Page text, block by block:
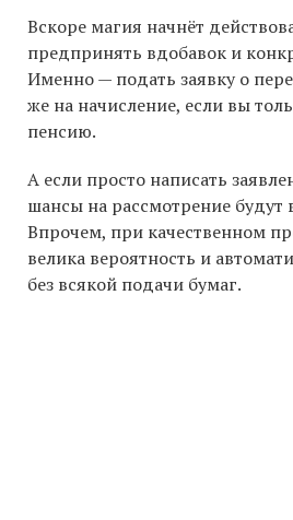
Вскоре магия начнёт
предпринять вдобавок и
Именно — подать заявку о
же на начисление, если вы
пенсию.
А если просто написать
шансы на рассмотрение будут
Впрочем, при качественном
велика вероятность и
без всякой подачи бумаг.